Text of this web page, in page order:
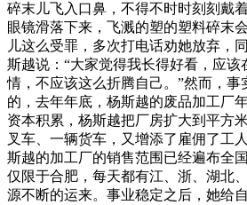
碎末儿飞入口鼻，不得不时时刻刻戴
眼镜滑落下来，飞溅的塑的塑料碎末
儿这么受罪，多次打电话劝她放弃，
斯越说：“大家觉得我长得好看，应该
情，不应该这么折腾自己。”然而，事
的，去年年底，杨斯越的废品加工厂
资本积累，杨斯越把厂房扩大到平方
叉车、一辆货车，又增添了雇佣了工
斯越的加工厂的销售范围已经遍布全
仅限于合肥，每天都有江、浙、湖北
源不断的运来。事业稳定之后，她给